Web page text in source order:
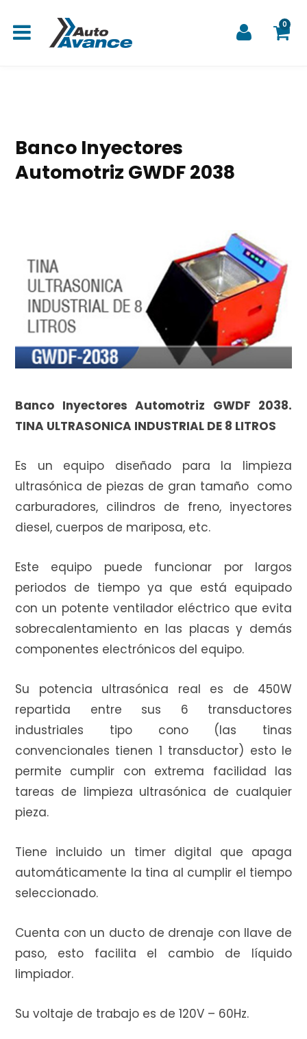
0
t
o
e
c
o
r
Banco Inyectores
Automotriz GWDF 2038
Banco Inyectores Automotriz GWDF 2038.
TINA ULTRASONICA INDUSTRIAL DE 8 LITROS
Es un equipo diseñado para la limpieza
ultrasónica de piezas de gran tamaño como
carburadores, cilindros de freno, inyectores
diesel, cuerpos de mariposa, etc.
Este equipo puede funcionar por largos
periodos de tiempo ya que está equipado
con un potente ventilador eléctrico que evita
sobrecalentamiento en las placas y demás
componentes electrónicos del equipo.
Su potencia ultrasónica real es de 450W
repartida entre sus 6 transductores
industriales tipo cono (las tinas
convencionales tienen 1 transductor) esto le
permite cumplir con extrema facilidad las
tareas de limpieza ultrasónica de cualquier
pieza.
Tiene incluido un timer digital que apaga
automáticamente la tina al cumplir el tiempo
seleccionado.
Cuenta con un ducto de drenaje con llave de
paso, esto facilita el cambio de líquido
limpiador.
Su voltaje de trabajo es de 120V – 60Hz.